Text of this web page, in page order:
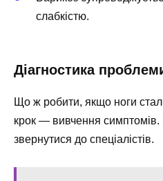
слабкістю.
Діагностика
Що ж робити, якщо ноги
крок — вивчення
звернутися до спеціалістів.